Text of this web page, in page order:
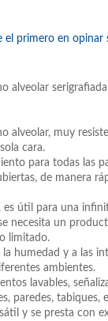
el primero en
alveolar
alveolar, muy
cara.
para todas las
de manera
es útil para una
necesita un
limitado.
la humedad y a las
ambientes.
lavables,
paredes, tabiques,
y se presta con